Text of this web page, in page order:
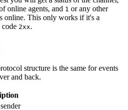
online agents, and 1 or any other
online. This only works if it's a
code 2xx.
structure is the same for events
and back.